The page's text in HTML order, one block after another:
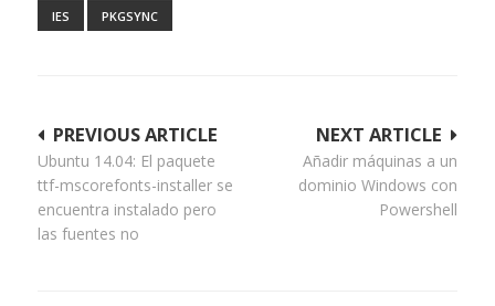
IES PKGSYNC
Navegación
de
entradas
NEXT ARTICLE
Añadir máquinas a un
dominio Windows con
Powershell
PREVIOUS ARTICLE
Ubuntu 14.04: El paquete
ttf-mscorefonts-installer se
encuentra instalado pero
las fuentes no